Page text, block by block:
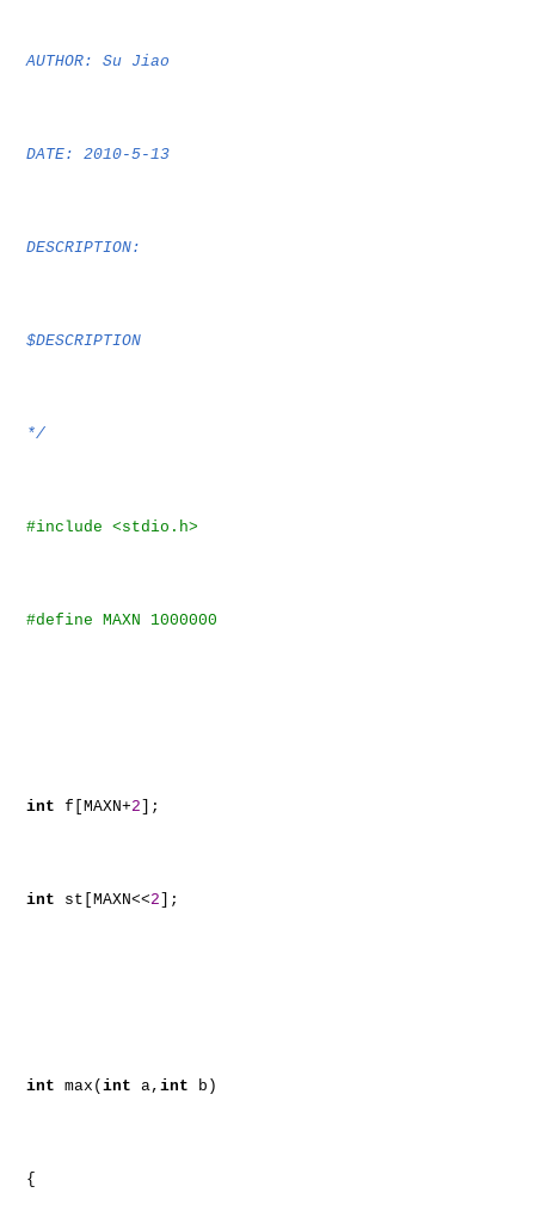
AUTHOR: Su Jiao
DATE: 2010-5-13
DESCRIPTION:
$DESCRIPTION
*/
#include <stdio.h>
#define MAXN 1000000
int f[MAXN+2 ];
int st[MAXN<<2 ];
int max( int a, int b)
{